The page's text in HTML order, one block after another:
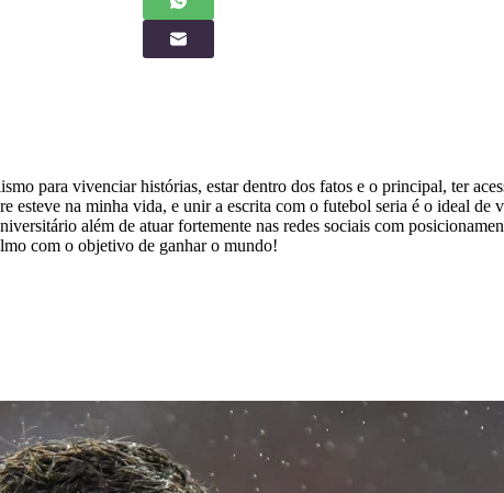
para vivenciar histórias, estar dentro dos fatos e o principal, ter
esteve na minha vida, e unir a escrita com o futebol seria é o ideal de
além de atuar fortemente nas redes sociais com
com o objetivo de ganhar o mundo!